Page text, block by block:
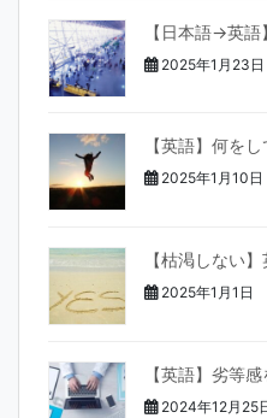
【日本語→英
2025年1月23日
【英語】何を
2025年1月10日
【枯渇しない
2025年1月1日
【英語】劣等
2024年12月25